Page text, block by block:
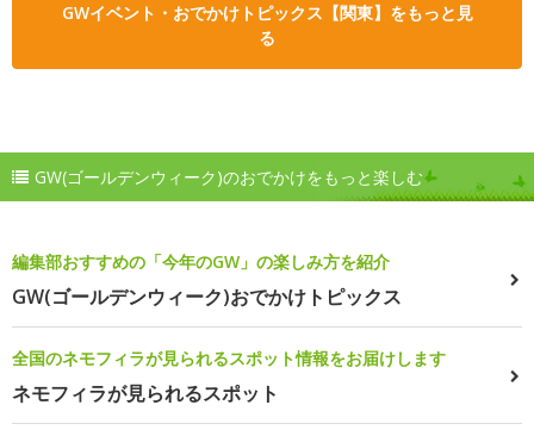
GWイベント・おでかけトピックス【関東】をもっと見
る
GW(ゴールデンウィーク)のおでかけをもっと楽しむ
編集部おすすめの「今年のGW」の楽しみ方を紹介
GW(ゴールデンウィーク)おでかけトピックス
全国のネモフィラが見られるスポット情報をお届けします
ネモフィラが見られるスポット